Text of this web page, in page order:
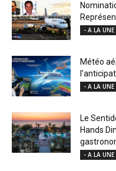
- A LA UNE
Météo
- A LA UNE
Le
Hands
- A LA UNE